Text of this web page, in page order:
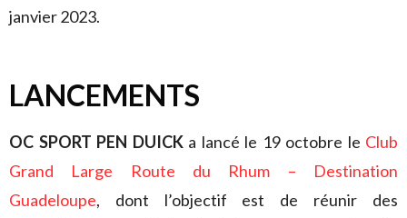
janvier 2023.
LANCEMENTS
OC SPORT PEN DUICK a lancé le 19 octobre le Club
Grand Large Route du Rhum – Destination
Guadeloupe, dont l’objectif est de réunir des